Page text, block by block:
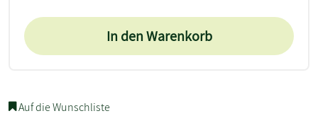
In den Warenkorb
Auf die Wunschliste